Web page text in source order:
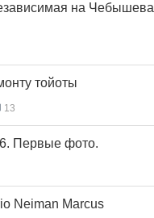
на Чебышева
тойоты
13
Первые фото.
Neiman Marcus